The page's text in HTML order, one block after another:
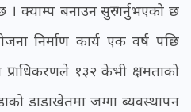
। क्याम्प बनाउन सुरु गर्नुभएको छ
निर्माण कार्य एक वर्ष पछि
१३२ केभी क्षमताको
डाडाखेतमा जग्गा ब्यवस्थापन